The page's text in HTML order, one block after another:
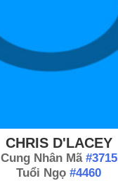
CHRIS D'LACEY
Cung Nhân Mã #3715
Tuổi Ngọ #4460